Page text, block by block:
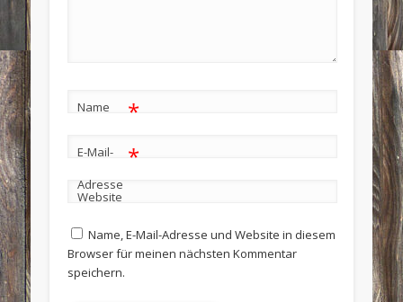
Name *
E-Mail-
Adresse
*
Website
Name, E-Mail-Adresse und Website in diesem
Browser für meinen nächsten Kommentar
speichern.